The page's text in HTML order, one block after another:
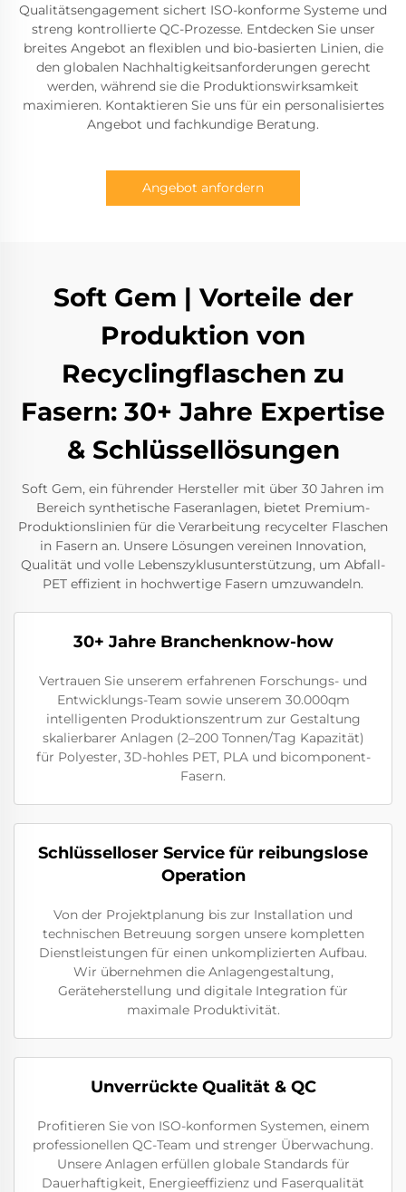
Qualitätsengagement sichert ISO-konforme Systeme und
streng kontrollierte QC-Prozesse. Entdecken Sie unser
breites Angebot an flexiblen und bio-basierten Linien, die
den globalen Nachhaltigkeitsanforderungen gerecht
werden, während sie die Produktionswirksamkeit
maximieren. Kontaktieren Sie uns für ein personalisiertes
Angebot und fachkundige Beratung.
Angebot anfordern
Soft Gem | Vorteile der
Produktion von
Recyclingflaschen zu
Fasern: 30+ Jahre Expertise
& Schlüssellösungen
Soft Gem, ein führender Hersteller mit über 30 Jahren im
Bereich synthetische Faseranlagen, bietet Premium-
Produktionslinien für die Verarbeitung recycelter Flaschen
in Fasern an. Unsere Lösungen vereinen Innovation,
Qualität und volle Lebenszyklusunterstützung, um Abfall-
PET effizient in hochwertige Fasern umzuwandeln.
30+ Jahre Branchenknow-how
Vertrauen Sie unserem erfahrenen Forschungs- und
Entwicklungs-Team sowie unserem 30.000qm
intelligenten Produktionszentrum zur Gestaltung
skalierbarer Anlagen (2–200 Tonnen/Tag Kapazität)
für Polyester, 3D-hohles PET, PLA und bicomponent-
Fasern.
Schlüsselloser Service für reibungslose
Operation
Von der Projektplanung bis zur Installation und
technischen Betreuung sorgen unsere kompletten
Dienstleistungen für einen unkomplizierten Aufbau.
Wir übernehmen die Anlagengestaltung,
Geräteherstellung und digitale Integration für
maximale Produktivität.
Unverrückte Qualität & QC
Profitieren Sie von ISO-konformen Systemen, einem
professionellen QC-Team und strenger Überwachung.
Unsere Anlagen erfüllen globale Standards für
Dauerhaftigkeit, Energieeffizienz und Faserqualität